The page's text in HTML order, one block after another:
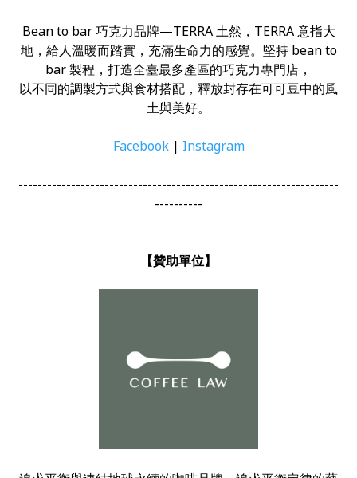
Bean to bar 巧克力品牌—TERRA 土然，TERRA 意指大
地，給人溫暖而踏實，充滿生命力的感覺。堅持 bean to
bar 製程，打造全臺最多產區的巧克力專門店，
以不同的調製方式與食材搭配，釋放封存在可可豆中的風
土與美好。
Facebook| Instagram
-------------------------------------------------------------------
----------
【贊助單位】